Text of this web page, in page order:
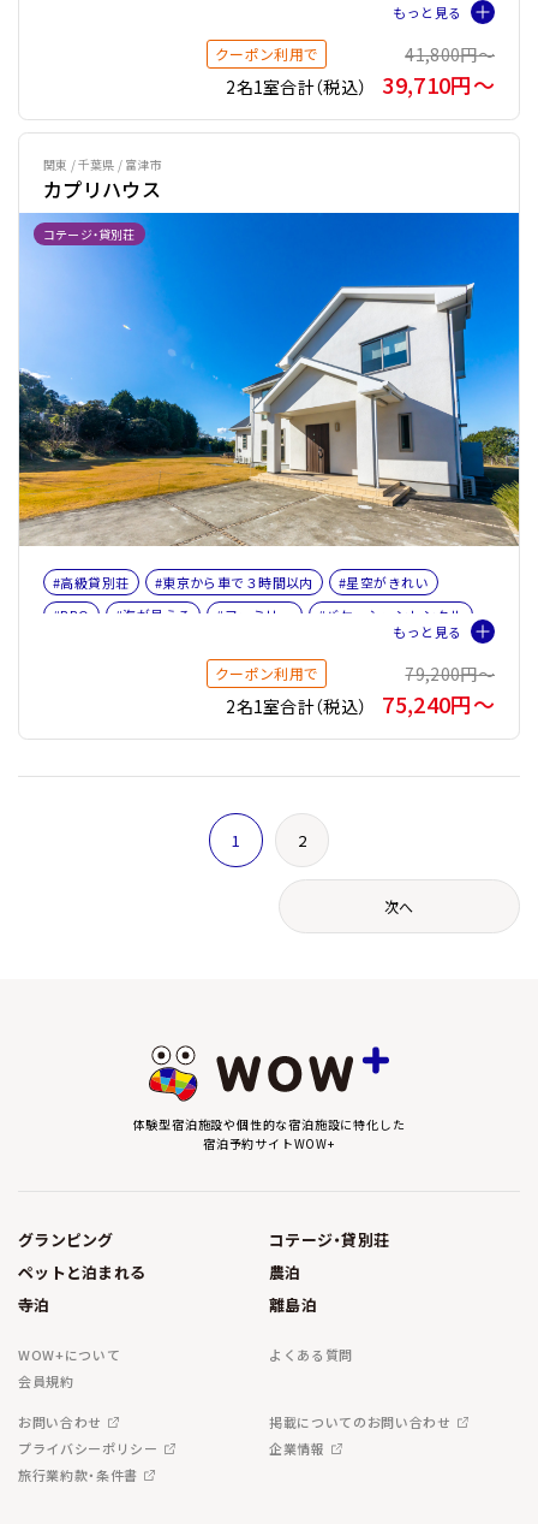
クーポン利用で
41,800円〜
2名1室合計（税込）
39,710円〜
コテージ・貸別荘
関東 / 千葉県 / 富津市
カプリハウス
#高級貸別荘 #東京から車で３時間以内
#星空がきれい
#BBQ
#海が見える #ファミリー #バケーションレンタル
クーポン利用で
79,200円〜
2名1室合計（税込）
75,240円〜
1 2
次へ
体験型宿泊施設や個性的な宿泊施設に特化した
宿泊予約サイトWOW+
グランピング
コテージ・貸別荘
ペットと泊まれる
農泊
寺泊
離島泊
WOW+について
よくある質問
会員規約
お問い合わせ
掲載についてのお問い合わせ
プライバシーポリシー
企業情報
旅行業約款・条件書